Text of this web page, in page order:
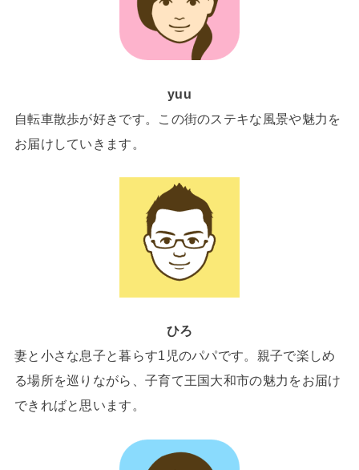
yuu
自転車散歩が好きです。この街のステキな風景や魅力を
お届けしていきます。
ひろ
妻と小さな息子と暮らす1児のパパです。親子で楽しめ
る場所を巡りながら、子育て王国大和市の魅力をお届け
できればと思います。